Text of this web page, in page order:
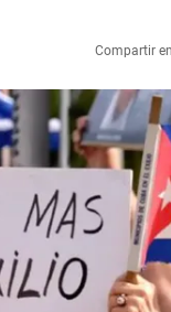
Compartir